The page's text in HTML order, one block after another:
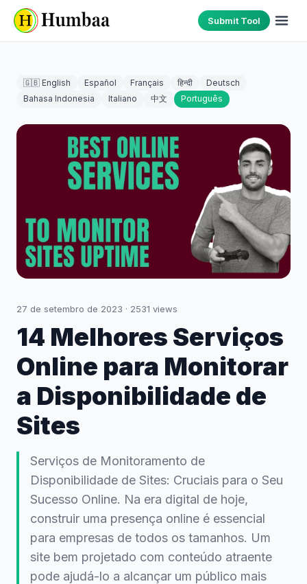
Submit Tool
🇬🇧 English Español Français हिन्दी
Deutsch
Bahasa Indonesia
Italiano 中文 Português
27 de setembro de 2023 · 2531 views
14 Melhores Serviços
Online para Monitorar
a Disponibilidade de
Sites
Serviços de Monitoramento de
Disponibilidade de Sites: Cruciais para o Seu
Sucesso Online. Na era digital de hoje,
construir uma presença online é essencial
para empresas de todos os tamanhos. Um
site bem projetado com conteúdo atraente
pode ajudá-lo a alcançar um público mais